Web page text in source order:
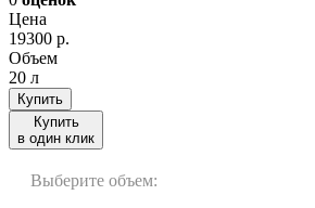
Цена
19300 р.
Объем
20 л
Купить
Купить
в один клик
Выберите объем: